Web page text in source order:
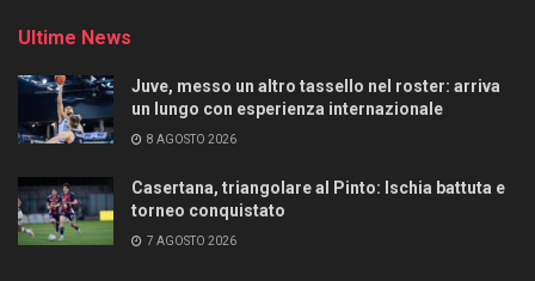
Ultime News
Juve, messo un altro tassello nel roster: arriva
un lungo con esperienza internazionale
8 AGOSTO 2026
Casertana, triangolare al Pinto: Ischia battuta e
torneo conquistato
7 AGOSTO 2026